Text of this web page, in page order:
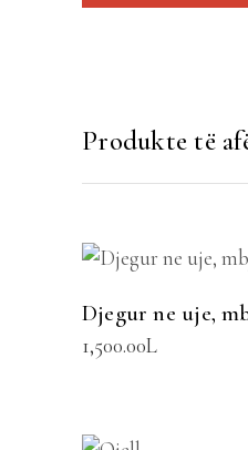
Produkte të
SHTOJE
Djegur ne uje,
1,500.00L